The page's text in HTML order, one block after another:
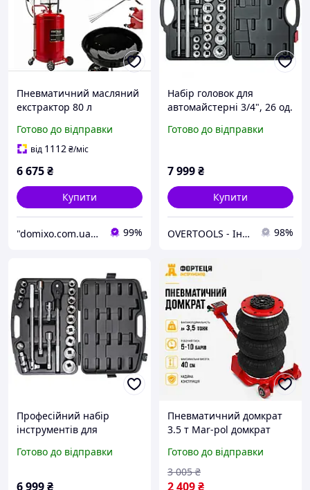
Пневматичний масляний
екстрактор 80 л
зливник оливи для СТО та
автосервісу
Готово до відправки
від 1112₴/міс
6 675₴
Купити
"domixo.com.ua" - інтернет-магазин 99%
Набір головок для
автомайстерні 3/4", 26 од.
професійні ключі для
Готово до відправки
7 999₴
Купити
OVERTOOLS - Інструменти та автотовари 98%
Професійний набір
інструментів для
(гол. 19-50 мм) в кейсі
Готово до відправки
6 999₴
Пневматичний домкрат
3.5 т Mar-pol домкрат
автосервісу
Готово до відправки
2 409₴
3 005 ₴